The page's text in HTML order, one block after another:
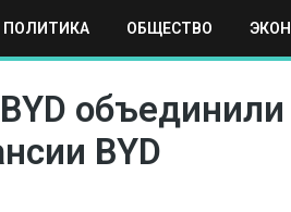
ПОЛИТИКА ОБЩЕСТВО
НАУКА И ТЕХНИКА СПОРТ
BYD